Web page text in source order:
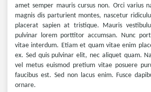
amet semper mauris cursus non. Orci varius
magnis dis parturient montes, nascetur
placerat sapien at tristique. Mauris
pulvinar lorem porttitor accumsan. Nunc
vitae interdum. Etiam et quam vitae enim
ex. Sed quis pulvinar elit, nec aliquet quam.
vel metus euismod pretium vitae posuere
faucibus est. Sed non lacus enim. Fusce
ornare.